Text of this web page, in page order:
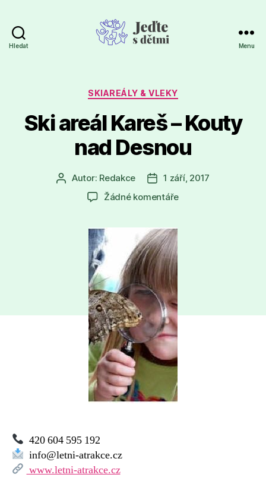
Hledat Menu
Rubriky
SKIAREÁLY & VLEKY
Ski areál Kareš – Kouty
nad Desnou
Autor
příspěvku
Autor: Redakce
Datum
příspěvku
1 září, 2017
Žádné komentářeu
nad
420 604 595 192
info@letni-atrakce.cz
www.letni-atrakce.cz